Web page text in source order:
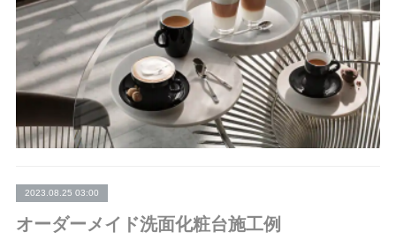
2023.08.25 03:00
オーダーメイド洗面化粧台施工例